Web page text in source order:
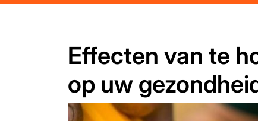
Effecten van te
op uw